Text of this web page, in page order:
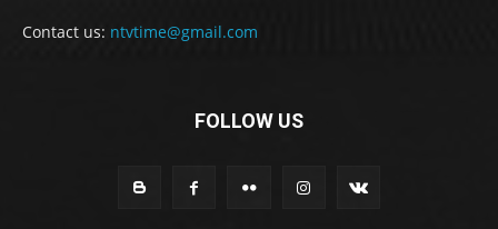
Contact us: ntvtime@gmail.com
FOLLOW US